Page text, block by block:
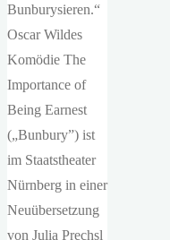
Bunburysieren.“
Oscar Wildes
Komödie The
Importance of
Being Earnest
(„Bunbury”) ist
im Staatstheater
Nürnberg in einer
Neuübersetzung
von Julia Prechsl